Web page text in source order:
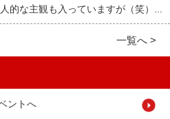
的な主観も入っていますが（笑）...
一覧へ >
ントへ